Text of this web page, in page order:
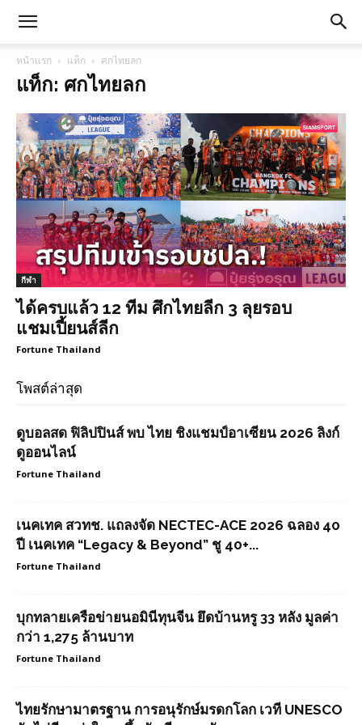
หน้าแรก แท็ก ศกไทยลก
แท็ก: ศกไทยลก
กีฬา
ได้ครบแล้ว 12 ทีม ศึกไทยลีก 3 ลุยรอบ
แชมเปี้ยนส์ลีก
Fortune Thailand
โพสต์ล่าสุด
ดูบอลสด ฟิลิปปินส์ พบ ไทย ชิงแชมป์อาเซียน 2026 ลิงก์
ดูออนไลน์
Fortune Thailand
เนคเทค สวทช. แถลงจัด NECTEC-ACE 2026 ฉลอง 40
ปี เนคเทค “Legacy & Beyond” ชู 40+...
Fortune Thailand
บุกทลายเครือข่ายนอมินีทุนจีน ยึดบ้านหรู 33 หลัง มูลค่า
กว่า 1,275 ล้านบาท
Fortune Thailand
ไทยรักษามาตรฐาน การอนุรักษ์มรดกโลก เวที UNESCO